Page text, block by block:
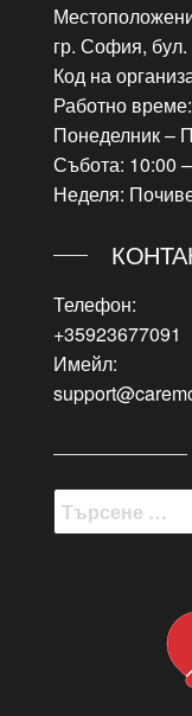
гр. София, бул.
Код на
Работно време:
Понеделник –
Събота: 10:00
Неделя:
Телефон:
+35923677091
Имейл:
Търсене
за: